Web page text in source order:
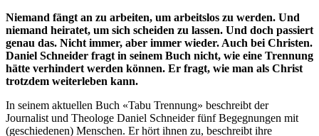
Niemand fängt an zu arbeiten, um arbeitslos zu werden. Und
niemand heiratet, um sich scheiden zu lassen. Und doch passiert
genau das. Nicht immer, aber immer wieder. Auch bei Christen.
Daniel Schneider fragt in seinem Buch nicht, wie eine Trennung
hätte verhindert werden können. Er fragt, wie man als Christ
trotzdem weiterleben kann.
In seinem aktuellen Buch «Tabu Trennung» beschreibt der
Journalist und Theologe Daniel Schneider fünf Begegnungen mit
(geschiedenen) Menschen. Er hört ihnen zu, beschreibt ihre